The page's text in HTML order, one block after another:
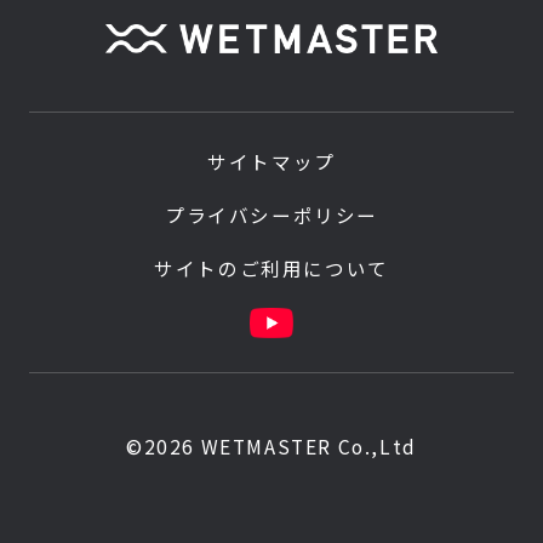
サイトマップ
プライバシーポリシー
サイトのご利用について
©2026 WETMASTER Co.,Ltd